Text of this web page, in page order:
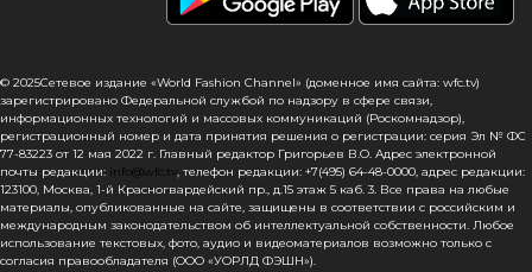
информацию, запоминая предпочтения в области
сайта, вы подтверждаете свое согласие на использование
файлов cookie в соответствии с настоящим уведомлением
в отношении данного типа файлов. Если вы не согласны
с тем, чтобы мы использовали данный тип файлов,
то вы должны соответствующим образом установить
настройки вашего браузера или не использовать сайт wfc.tv
© 2025Сетевое издание «World Fashion Channel» (доменное имя сайта: wfc.tv)
зарегистрировано Федеральной службой по надзору в сфере связи,
информационных технологий и массовых коммуникаций (Роскомнадзор),
регистрационный номер и дата принятия решения о регистрации: серия Эл № ФС
77-83223 от 12 мая 2022 г. Главный редактор Григорьев В.О. Адрес электронной
почты редакции: info@wfc.tv, телефон редакции: +7(495) 64-48-0000, адрес редакции:
123100, Москва, 1-й Красногвардейский пр., д.15 этаж 5 каб. 3. Все права на любые
материалы, опубликованные на сайте, защищены в соответствии с российским и
международным законодательством об интеллектуальной собственности. Любое
использование текстовых, фото, аудио и видеоматериалов возможно только с
согласия правообладателя (ООО «УОРЛД ФЭШН»).